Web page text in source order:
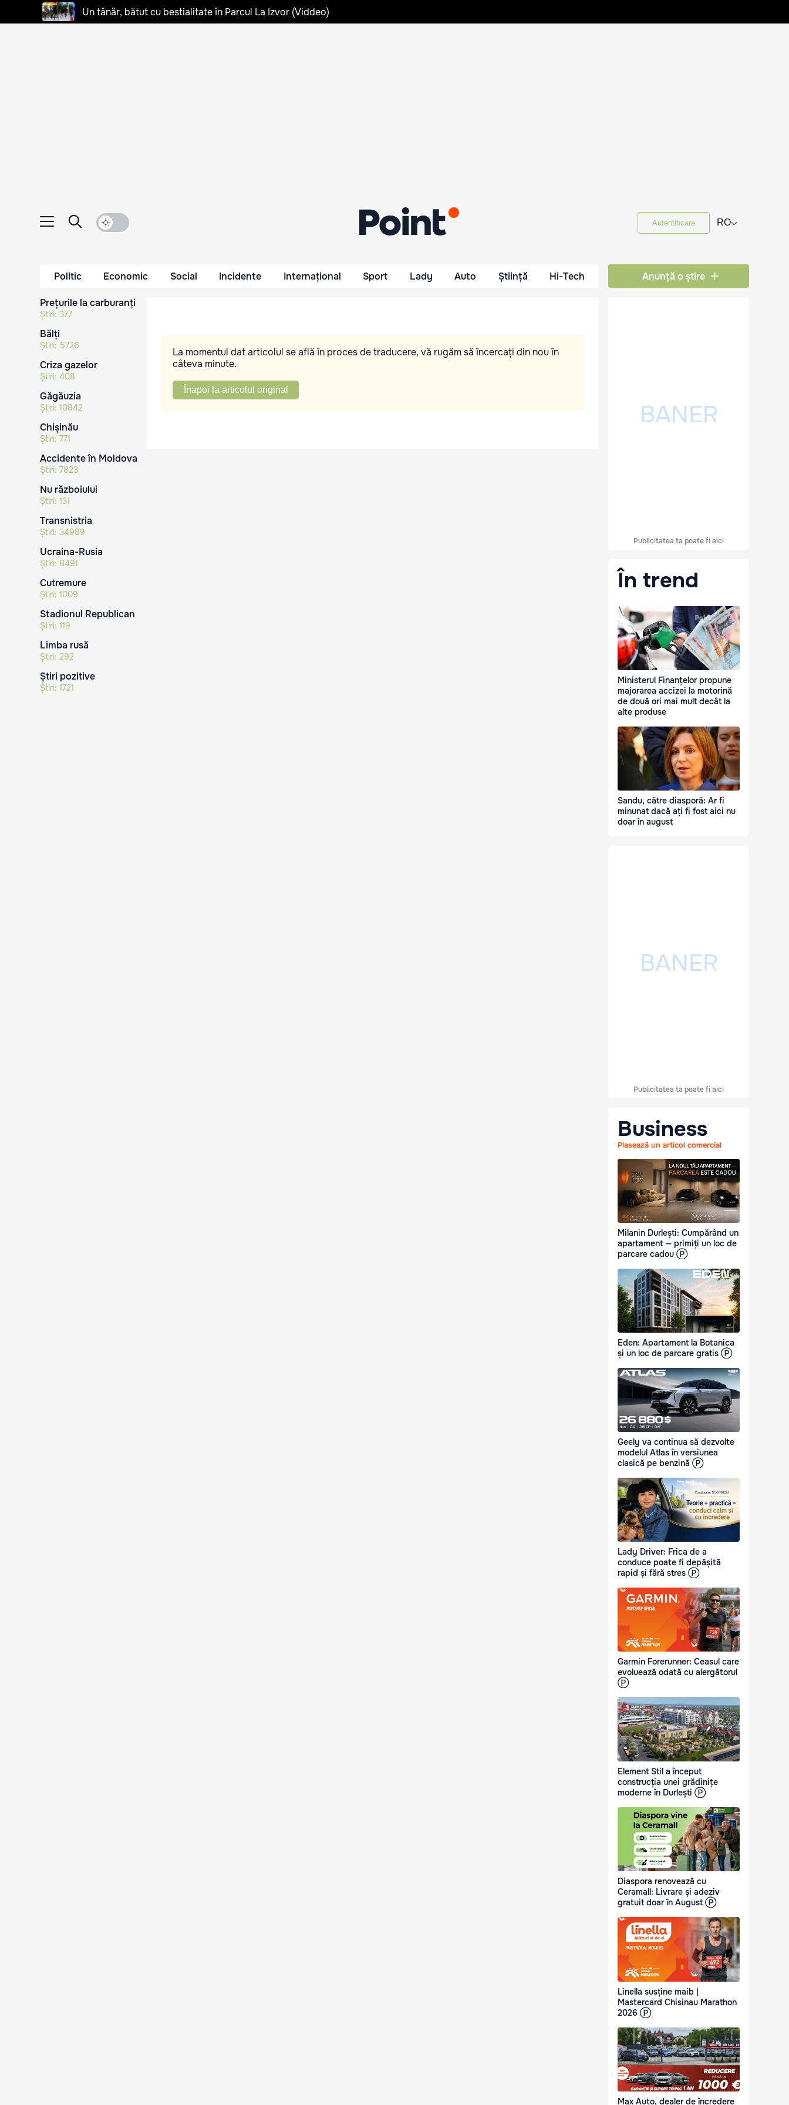
Un tânăr, bătut cu bestialitate în Parcul La Izvor (Viddeo)
Autentificare RO⌵
Politic Economic Social Incidente Internațional Sport Lady Auto Știință Hi-Tech Anunță o știre
Prețurile la carburanți
Știri: 377
Bălți
Știri: 5726
Criza gazelor
Știri: 408
Găgăuzia
Știri: 10842
Chișinău
Știri: 771
Accidente în Moldova
Știri: 7823
Nu războiului
Știri: 131
Transnistria
Știri: 34989
Ucraina-Rusia
Știri: 8491
Cutremure
Știri: 1009
Stadionul Republican
Știri: 119
Limba rusă
Știri: 292
Știri pozitive
Știri: 1721
La momentul dat articolul se află în proces de traducere, vă rugăm să încercați din nou în
câteva minute.
Înapoi la articolul original
Publicitatea ta poate fi aici
În trend
Ministerul Finanțelor propune
majorarea accizei la motorină
de două ori mai mult decât la
alte produse
Sandu, către diasporă: Ar fi
minunat dacă ați fi fost aici nu
doar în august
Publicitatea ta poate fi aici
Business
Plasează un articol comercial
Milanin Durlești: Cumpărând un
apartament — primiți un loc de
parcare cadou Ⓟ
Eden: Apartament la Botanica
și un loc de parcare gratis Ⓟ
Geely va continua să dezvolte
modelul Atlas în versiunea
clasică pe benzină Ⓟ
Lady Driver: Frica de a
conduce poate fi depășită
rapid și fără stres Ⓟ
Garmin Forerunner: Ceasul care
evoluează odată cu alergătorul
Ⓟ
Element Stil a început
construcția unei grădinițe
moderne în Durlești Ⓟ
Diaspora renovează cu
Ceramall: Livrare și adeziv
gratuit doar în August Ⓟ
Linella susține maib |
Mastercard Chisinau Marathon
2026 Ⓟ
Max Auto, dealer de încredere